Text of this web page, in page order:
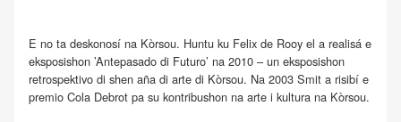
E no ta deskonosí na Kòrsou. Huntu ku Felix de Rooy el a realisá e
eksposishon ’Antepasado di Futuro’ na 2010 – un eksposishon
retrospektivo di shen aña di arte di Kòrsou. Na 2003 Smit a risibí e
premio Cola Debrot pa su kontribushon na arte i kultura na Kòrsou.